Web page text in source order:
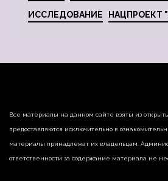
ИССЛЕДОВАНИЕ НАЦПРОЕКТ
Все материалы на данном сайте взяты из
предоставляются исключительно в
материалы принадлежат их владельцам.
ответственности за содержание материала не